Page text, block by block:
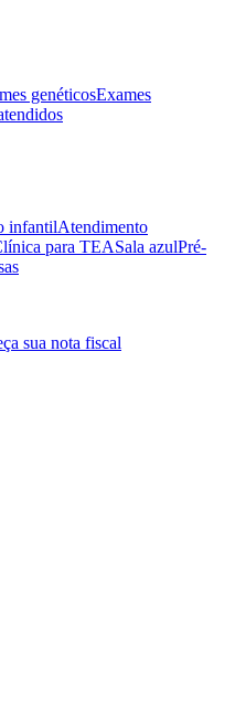
genéticosExames
infantilAtendimento
para TEASala azulPré-
sua nota fiscal